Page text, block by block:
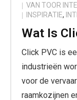
VAN TOOR
INSPIRATIE,
Wat Is
Click PVC is
industrieën
voor de
raamkozijnen